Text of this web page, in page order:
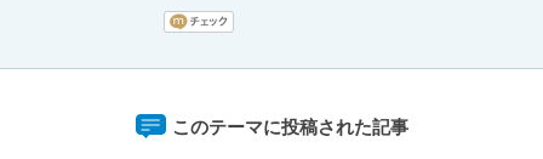
このテーマに投稿された記事